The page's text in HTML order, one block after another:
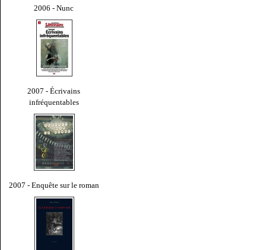
2006 - Nunc
2007 - Écrivains
infréquentables
2007 - Enquête sur le roman